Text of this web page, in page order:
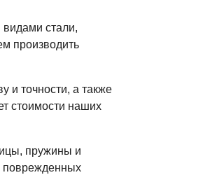
стали,
производить
и точности, а также
стоимости наших
пружины и
поврежденных